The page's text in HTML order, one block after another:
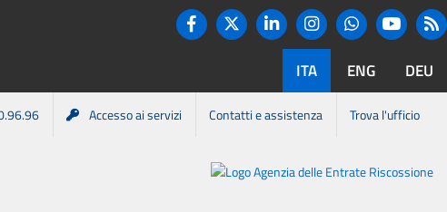
Twitter
LinkedinInstagram
ITA ENG DEU
Accesso ai servizi Contatti e assistenza Trova l'ufficio